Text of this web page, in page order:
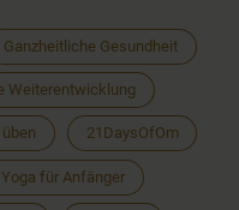
Ganzheitliche Gesundheit
Weiterentwicklung
21DaysOfOm
Yoga für Anfänger